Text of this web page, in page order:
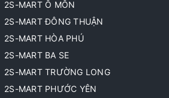
2S-MART Ô MÔN
2S-MART ĐÔNG THUẬN
2S-MART HÒA PHÚ
2S-MART BA SE
2S-MART TRƯỜNG LONG
2S-MART PHƯỚC YÊN